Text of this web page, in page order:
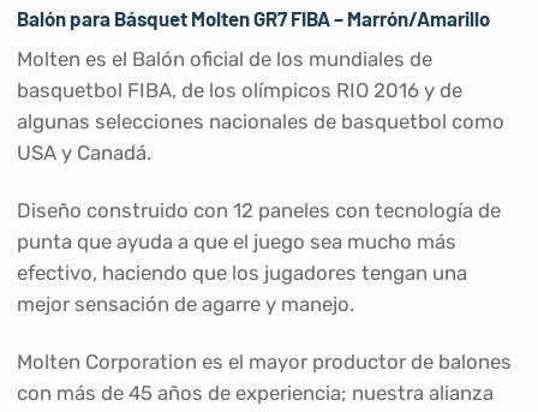
Balón para Básquet Molten GR7 FIBA – Marrón/Amarillo
Molten es el Balón oficial de los mundiales de
basquetbol FIBA, de los olímpicos RIO 2016 y de
algunas selecciones nacionales de basquetbol como
USA y Canadá.
Diseño construido con 12 paneles con tecnología de
punta que ayuda a que el juego sea mucho más
efectivo, haciendo que los jugadores tengan una
mejor sensación de agarre y manejo.
Molten Corporation es el mayor productor de balones
con más de 45 años de experiencia; nuestra alianza